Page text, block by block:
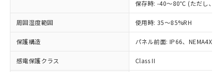
保存時: -40～80℃ (ただし、氷
周囲湿度範囲 使用時: 35～85%RH
保護構造 パネル前面: IP66、NEMA4X,
感電保護クラス Class II
ムロン制御機器販売店・当社販売員に
オムロン制御機器販売店や当社販売拠
販売ネットワーク
」をご確認
在庫状況および標準価格結果を当社の
（DBP） 1000ppm以下、フタル酸ジイソブチル
適用除外項目は除く。
フタル酸エステル類の４物質については閾値を超える意
図的な使用がないことを確認しています。
イソブチル) : 1000ppm、 BBP(フタル酸ブチルベンジ
DEHP(フタル酸ビス(2-エチルヘキシル)) : 1000ppm
※2 環境保護使用期限
「ｅ」：有害物質（10物質）のすべてが基
いよう必要な手段を講じます。
当社は貴社製品を、核兵器、ミサイ
ル、化学兵器、生物兵器またはその他
武器並びにこれらの製造装置等に一切
当社は、貴社製品を第三者に販売する
場合は、上記1、2および3の内容を当
一定数には満たないが在庫あり
在庫なし(最新の在庫状況につ
いては、お客様のお取引先、ま
たはお客様担当のオムロン制御
機器販売店・当社販売員にご確